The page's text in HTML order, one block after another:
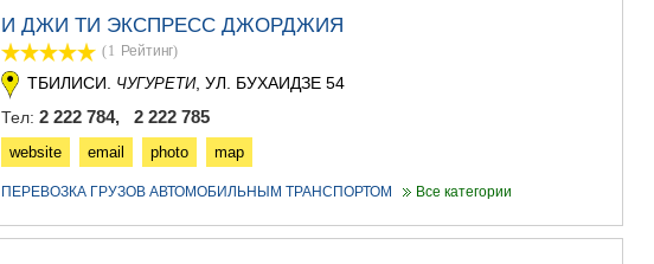
И ДЖИ ТИ ЭКСПРЕСС ДЖОРДЖИЯ
(1 Рейтинг)
ТБИЛИСИ. ЧУГУРЕТИ, УЛ. БУХАИДЗЕ 54
Тел: 2 222 784, 2 222 785
website email photo map
ПЕРЕВОЗКА ГРУЗОВ АВТОМОБИЛЬНЫМ ТРАНСПОРТОМ Все категории